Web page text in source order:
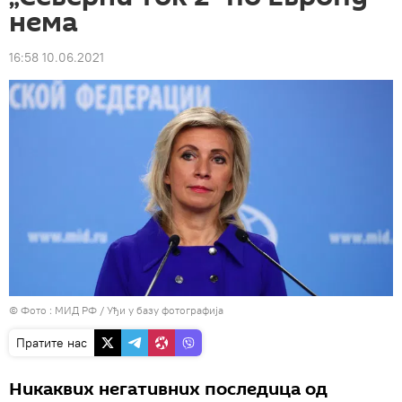
нема
16:58 10.06.2021
© Фото : МИД РФ / Уђи у базу фотографија
Пратите нас
Никаквих негативних последица од